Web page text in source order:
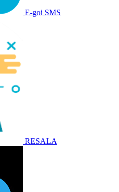
E-goi SMS
RESALA